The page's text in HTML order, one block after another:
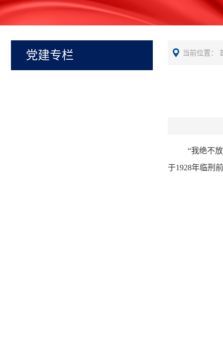
党建专栏 当前位置：
“我绝不
于1928年临刑